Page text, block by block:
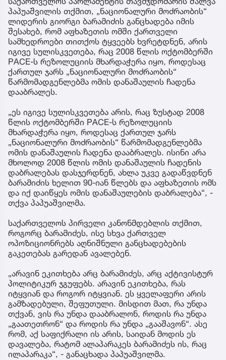
პაპუაშვილის თქმით, „ნაციონალური მოძრაობის“
ლიდერის გიორგი ბარამიძის განცხადება იმის
შესახებ, რომ აფხაზეთის ომში ქართველი
სამხედროები თითქოს ტყვეებს ხვრეტდნენ, არის
იგივე სულისკვეთება, რაც 2008 წლის ოქტომბერში
PACE-ს რეზოლუციის მხარდაჭერა იყო, როდესაც
ქართულ ჯარს „ნაციონალური მოძრაობის“
წარმომადგენლებმა ომის დანაშაულის ჩადენა
დააბრალეს.
„ეს იგივე სულისკვეთება არის, რაც ზუსტად 2008
წლის ოქტომბერში PACE-ს რეზოლუციის
მხარდაჭერა იყო, როდესაც ქართულ ჯარს
„ნაციონალური მოძრაობის“ წარმომადგენლებმა
ომის დანაშაულის ჩადენა დააბრალეს. ისინი არა
მხოლოდ 2008 წლის ომის დანაშაულის ჩადენის
დაბრალებას დასჯერდნენ, ახლა უკვე გადაწვდნენ
ბარამიძის ხელით 90-იან წლებს და აფხაზეთის ომს
და იქ დაიწყეს ომის დანაშაულების დაბრალება“, -
თქვა პაპუაშვილმა.
საქართველოს პირველი კანონმდებლის თქმით,
როგორც ბარამიძეს, ისე სხვა ქართველ
ოპოზიციონრებს აღნიშნული განცხადებების
გაკეთებას გარედან ავალებენ.
„არავინ ეკითხება არც ბარამიძეს, არც აქტივისტურ
პოლიტიკურ ჯგუფებს. არავინ ეკითხება, რას
იტყვიან და როგორ იტყვიან. ეს ყველაფერი არის
გამზადებული, შეფუთული. მისდით მათ, რა უნდა
თქვან, ვის რა უნდა დააბრალონ, როდის რა უნდა
„გაათეთრონ“ და როდის რა უნდა „გააშავონ“. ასე
რომ, აქ საფიქრალი ის არის, საიდან მოდის ეს
დავალება, რატომ ალაპარაკეს ბარამიძეს ის, რაც
ილაპარაკა“, - განაცხადა პაპუაშვილმა.